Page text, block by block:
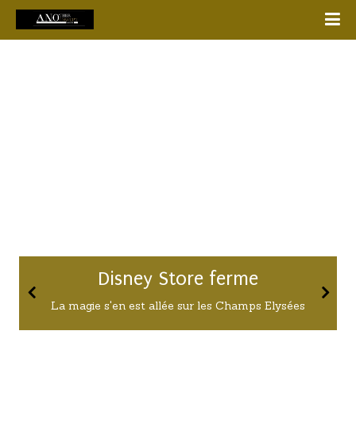
Gucci Sacs à main
La combinaison Adidas x Gucci est juste le
MUST de toute cette collection de sac à épaule